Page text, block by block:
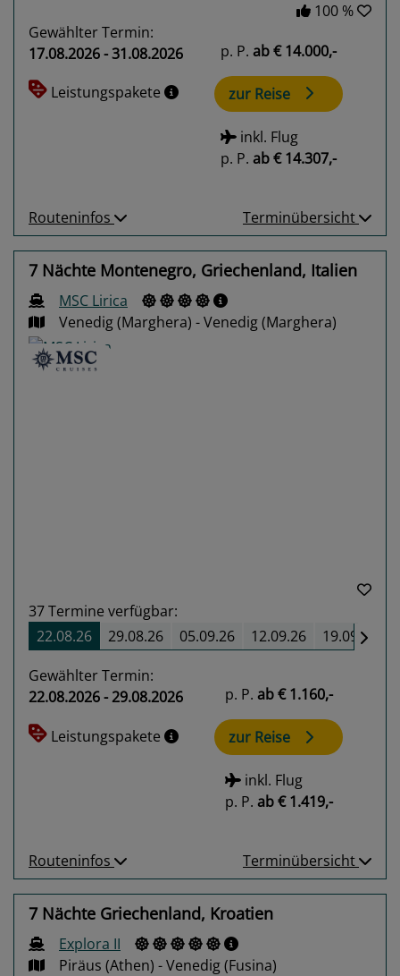
100 %
Gewählter Termin:
17.08.2026 - 31.08.2026
Leistungspakete
p. P. ab€ 14.000,-
zur Reise
inkl. Flug
p. P. ab€ 14.307,-
Routeninfos Terminübersicht
7 Nächte Montenegro, Griechenland, Italien
MSC Lirica
Venedig (Marghera) - Venedig (Marghera)
37Termine verfügbar:
22.08.26
29.08.26 05.09.26 12.09.26 19.09.26
Gewählter Termin:
22.08.2026 - 29.08.2026
Leistungspakete
p. P. ab€ 1.160,-
zur Reise
inkl. Flug
p. P. ab€ 1.419,-
Routeninfos Terminübersicht
7 Nächte Griechenland, Kroatien
Explora II
Piräus (Athen) - Venedig (Fusina)